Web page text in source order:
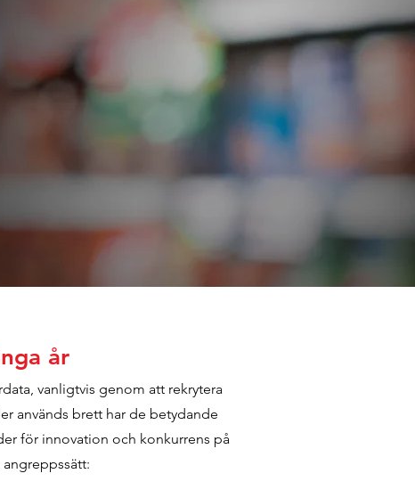
år
vanligtvis genom att rekrytera
används brett har de betydande
för innovation och konkurrens på